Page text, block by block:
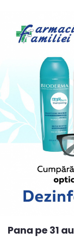
Pana pe 31